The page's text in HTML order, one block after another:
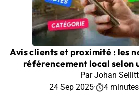
Avis clients et proximité : les
référencement local selon
Par Johan
24 Sep 2025· 4